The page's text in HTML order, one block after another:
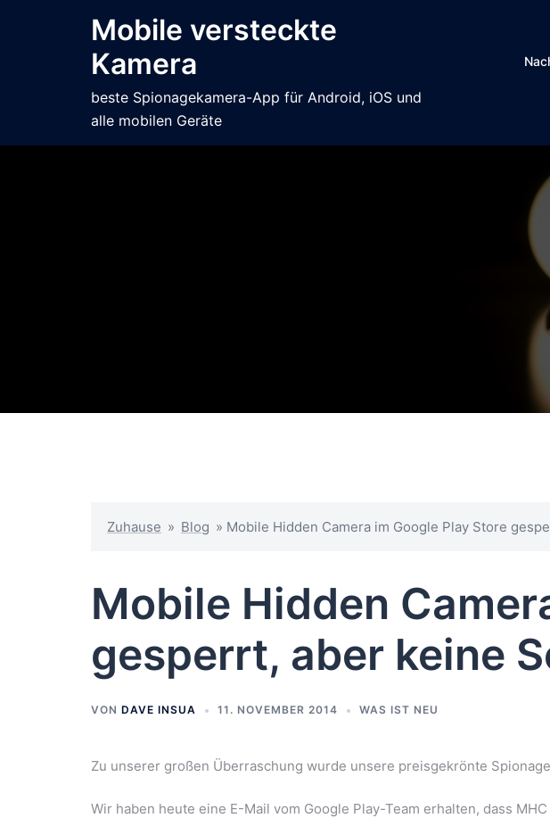
Mobile versteckte
Kamera
beste Spionagekamera-App für Android, iOS und
alle mobilen Geräte
Zuhause » Blog » Mobile Hidden Camera im Google Play Store
Mobile Hidden
gesperrt, aber keine
VON DAVE INSUA 11. NOVEMBER 2014 WAS IST NEU
Zu unserer großen Überraschung wurde unsere preisgekrönte
Wir haben heute eine E-Mail vom Google Play-Team erhalten, dass